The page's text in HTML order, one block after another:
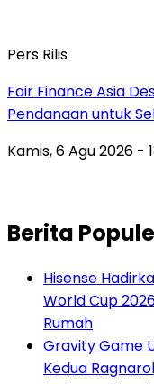
Pers Rilis
Fair Finance Asia
Pendanaan untuk
Kamis, 6 Agu 2026 -
Berita
Hisense
World Cup
Rumah
Gravity Game
Kedua